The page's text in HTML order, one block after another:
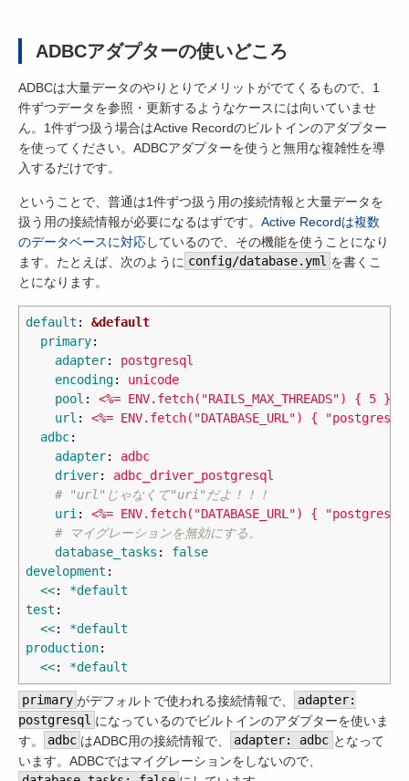
ADBCアダプターの使いどころ
ADBCは大量データのやりとりでメリットがでてくるもので、1
件ずつデータを参照・更新するようなケースには向いていませ
ん。1件ずつ扱う場合はActive Recordのビルトインのアダプター
を使ってください。ADBCアダプターを使うと無用な複雑性を導
入するだけです。
ということで、普通は1件ずつ扱う用の接続情報と大量データを
扱う用の接続情報が必要になるはずです。 Active Recordは複数
のデータベースに対応しているので、その機能を使うことになり
ます。たとえば、次のように config/database.yml を書くこ
とになります。
default :
&default
primary:
adapter:
postgresql
encoding:
unicode
pool :
<%= ENV.fetch("RAILS_MAX_THREADS") { 5 }
url :
<%= ENV.fetch("DATABASE_URL") {
adbc:
adapter:
adbc
driver:
adbc_driver_postgresql
# "url"じゃなくて"uri"だよ！！！
uri :
<%= ENV.fetch("DATABASE_URL") {
# マイグレーションを無効にする。
database_tasks :
false
development :
<<:
*default
test :
<<:
*default
production:
<<: *default
primary がデフォルトで使われる接続情報で、
adapter:
postgresql になっているのでビルトインのアダプターを使いま
す。
adbc はADBC用の接続情報で、 adapter: adbc となって
います。ADBCではマイグレーションをしないので、